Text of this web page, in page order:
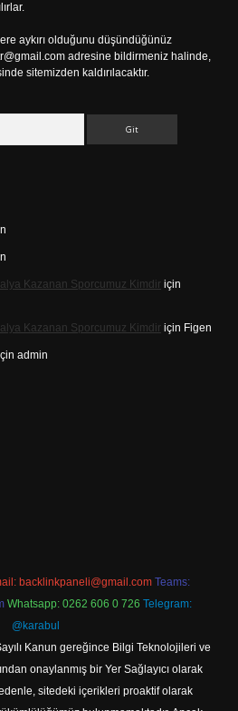
aykırı olduğunu düşündüğünüz
adresine bildirmeniz halinde,
sitemizden kaldırılacaktır.
Kazanan Sporcumuz Kimdir için
Kazanan Sporcumuz Kimdir için Figen
admin
backlinkpaneli@gmail.com Teams:
Whatsapp: 0262 606 0 726 Telegram:
@karabul
Kanun gereğince Bilgi Teknolojileri ve
onaylanmış bir Yer Sağlayıcı olarak
sitedeki içerikleri proaktif olarak